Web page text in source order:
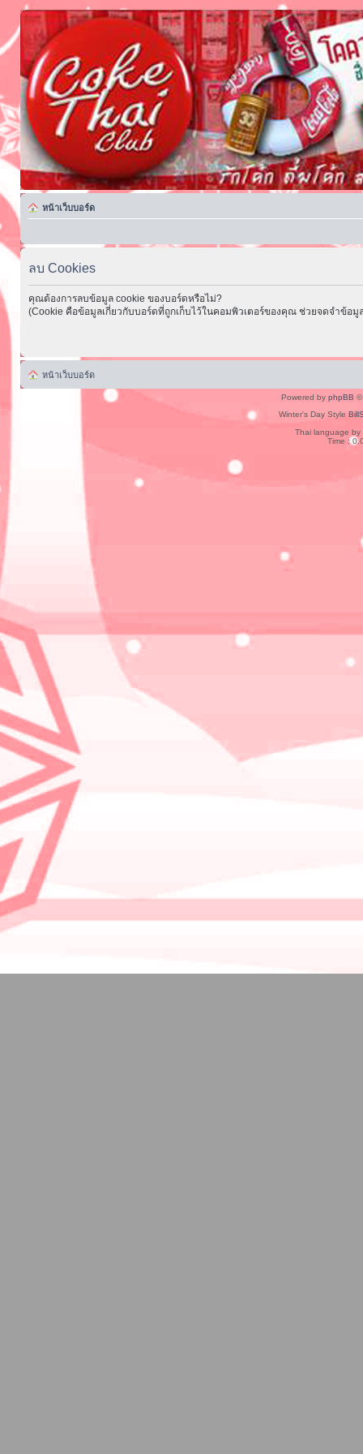
หน้าเว็บบอร์ด
ลบ Cookies
คุณต้องการลบข้อมูล cookie ของบอร์ดหรือไม่?
(Cookie คือข้อมูลเกี่ยวกับบอร์ดที่ถูกเก็บไว้ในคอมพิวเตอร์ของคุณ ช่วยจดจำข้อมู
หน้าเว็บบอร์ด
Powered by phpBB ©
Winter's Day Style
Thai language by
Time :